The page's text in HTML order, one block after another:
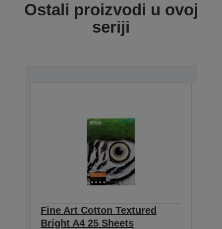
Ostali proizvodi u ovoj
seriji
Fine Art Cotton Textured
Bright A4 25 Sheets